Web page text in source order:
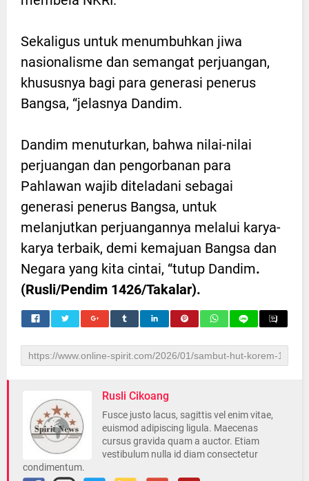
Sekaligus untuk menumbuhkan jiwa
nasionalisme dan semangat perjuangan,
khususnya bagi para generasi penerus
Bangsa, “jelasnya Dandim.
Dandim menuturkan, bahwa nilai-nilai
perjuangan dan pengorbanan para
Pahlawan wajib diteladani sebagai
generasi penerus Bangsa, untuk
melanjutkan perjuangannya melalui karya-
karya terbaik, demi kemajuan Bangsa dan
Negara yang kita cintai, “tutup Dandim.
(Rusli/Pendim 1426/Takalar).
Rusli Cikoang
Fusce justo lacus, sagittis vel enim vitae,
euismod adipiscing ligula. Maecenas
cursus gravida quam a auctor. Etiam
vestibulum nulla id diam consectetur
condimentum.